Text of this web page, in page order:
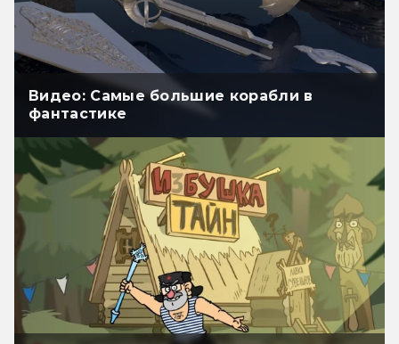
Видео: Самые большие корабли в
фантастике